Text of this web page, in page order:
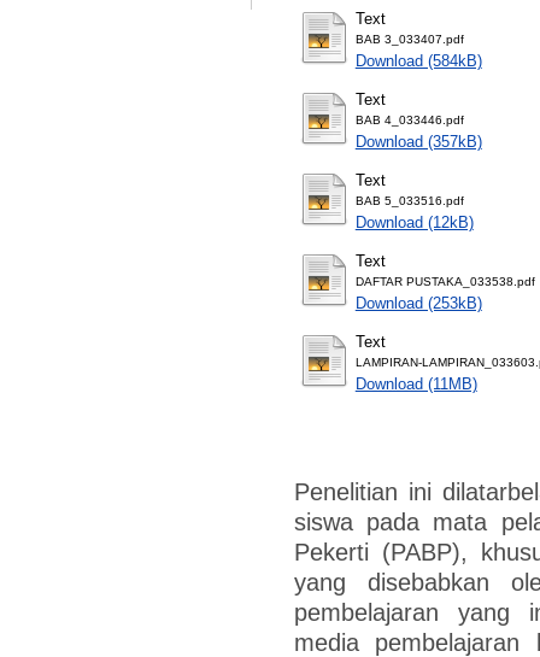
Text
BAB 3_033407.pdf
Download (584kB)
Text
BAB 4_033446.pdf
Download (357kB)
Text
BAB 5_033516.pdf
Download (12kB)
Text
DAFTAR PUSTAKA_033538.pdf
Download (253kB)
Text
LAMPIRAN-
Download (11MB)
Penelitian ini
siswa pada mata
Pekerti (PABP),
yang disebabkan
pembelajaran yang
media pembelajaran